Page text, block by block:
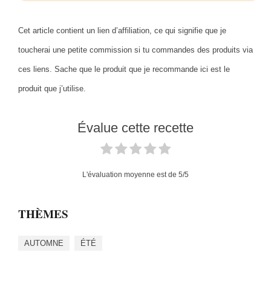
Cet article contient un lien d’affiliation, ce qui signifie que je
toucherai une petite commission si tu commandes des produits via
ces liens. Sache que le produit que je recommande ici est le
produit que j’utilise.
Évalue cette recette
L'évaluation moyenne est de 5/5
THÈMES
AUTOMNE ÉTÉ